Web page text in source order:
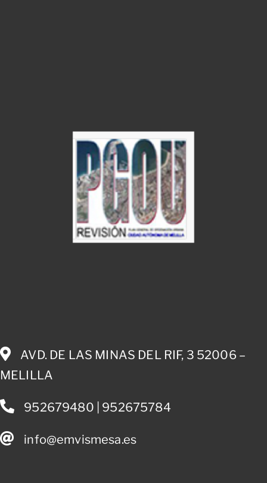
AVD. DE LAS MINAS DEL RIF, 3 52006 –
MELILLA
952679480 | 952675784
info@emvismesa.es